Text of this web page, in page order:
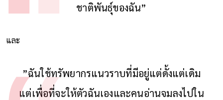
ชาติพันธุ์ของฉัน”
และ
”ฉันใช้ทรัพยากรแนวราบที่มีอยู่แต่ดั้งแต่เดิม
แต่เพื่อที่จะให้ตัวฉันเองและคนอ่านจมลงไปใน